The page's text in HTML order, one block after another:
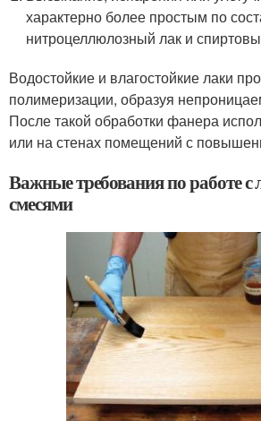
характерно более простым по
нитроцеллюлозный лак и
Водостойкие и влагостойкие лаки
полимеризации, образуя
После такой обработки фанера
или на стенах помещений с
Важные требования по работе
смесями